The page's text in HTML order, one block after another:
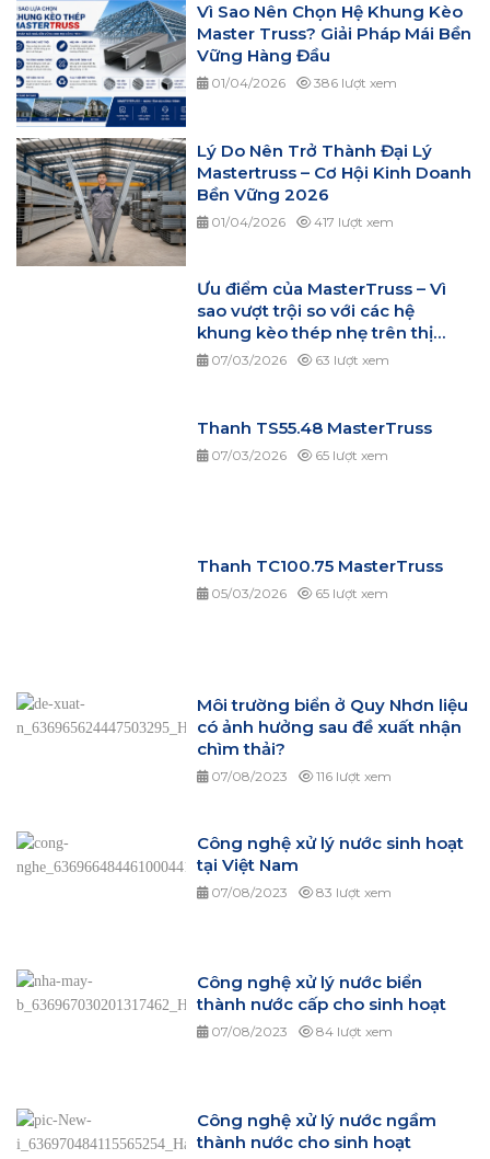
Vì Sao Nên Chọn Hệ Khung Kèo
Master Truss? Giải Pháp Mái Bền
Vững Hàng Đầu
01/04/2026 386 lượt xem
Lý Do Nên Trở Thành Đại Lý
Mastertruss – Cơ Hội Kinh Doanh
Bền Vững 2026
01/04/2026 417 lượt xem
Ưu điểm của MasterTruss – Vì
sao vượt trội so với các hệ
khung kèo thép nhẹ trên thị
trường?
07/03/2026 63 lượt xem
Thanh TS55.48 MasterTruss
07/03/2026 65 lượt xem
Thanh TC100.75 MasterTruss
05/03/2026 65 lượt xem
Môi trường biển ở Quy Nhơn liệu
có ảnh hưởng sau đề xuất nhận
chìm thải?
07/08/2023 116 lượt xem
Công nghệ xử lý nước sinh hoạt
tại Việt Nam
07/08/2023 83 lượt xem
Công nghệ xử lý nước biển
thành nước cấp cho sinh hoạt
07/08/2023 84 lượt xem
Công nghệ xử lý nước ngầm
thành nước cho sinh hoạt